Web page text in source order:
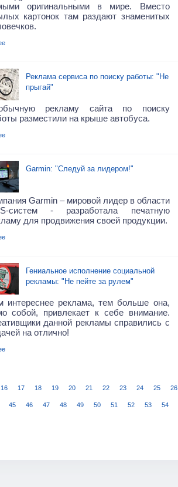
оригинальными в мире. Вместо
картонок там раздают знаменитых
Реклама сервиса по поиску работы: "Не
прыгай"
рекламу сайта по поиску
разместили на крыше автобуса.
Garmin: "Следуй за лидером!"
Garmin – мировой лидер в области
систем - разработала печатную
для продвижения своей продукции.
Гениальное исполнение социальной
рекламы: "Не пейте за рулем"
интереснее реклама, тем больше она,
собой, привлекает к себе внимание.
данной рекламы справились с
на отлично!
16 17 18 19 20 21 22 23 24 25 26
45 46 47 48 49 50 51 52 53 54